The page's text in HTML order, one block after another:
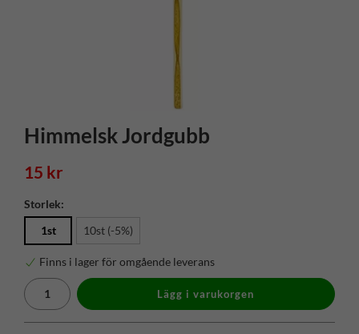
Himmelsk Jordgubb
15 kr
Storlek:
1st
10st (-5%)
Finns i lager för omgående leverans
Lägg i varukorgen